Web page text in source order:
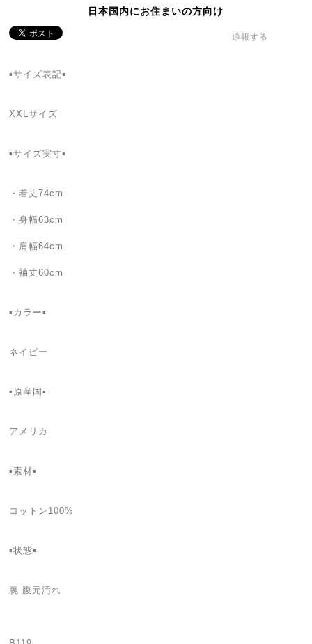
日本国内にお住まいの方向け
通報する
▪️サイズ表記▪️
XXLサイズ
▪️サイズ実寸▪️
・着丈74cm
・身幅63cm
・肩幅64cm
・袖丈60cm
▪️カラー▪️
ネイビー
▪️原産国▪️
アメリカ
▪️素材▪️
コットン100%
▪️状態▪️
腕 腹元汚れ